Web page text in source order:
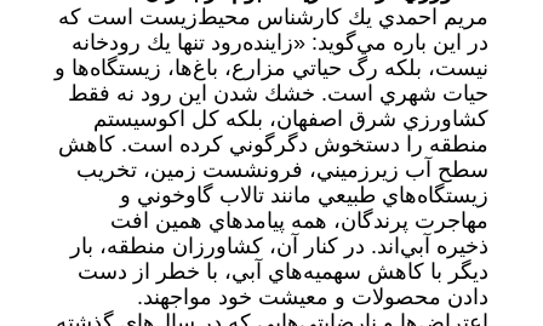
مريم احمدي يك كارشناس محيط‌زيست است كه
در اين باره مي‌گويد: «زاينده‌رود تنها يك رودخانه
نيست، بلكه رگ حياتي مزارع، باغ‌ها، زيستگاه‌ها و
حيات شهري است. خشك ‌شدن اين رود نه فقط
كشاورزي شرق اصفهان، بلكه كل اكوسيستم
منطقه را دستخوش دگرگوني كرده است. كاهش
سطح آب زيرزميني، فرونشست زمين، تخريب
زيستگاه‌هاي طبيعي مانند تالاب گاوخوني و
مهاجرت پرندگان، همه پيامدهاي همين افت
ذخيره آبي‌اند. در كنار آن، كشاورزان منطقه، بار
ديگر با كاهش سهميه‌هاي آبي، با خطر از دست
دادن محصولات و معيشت خود مواجهند.